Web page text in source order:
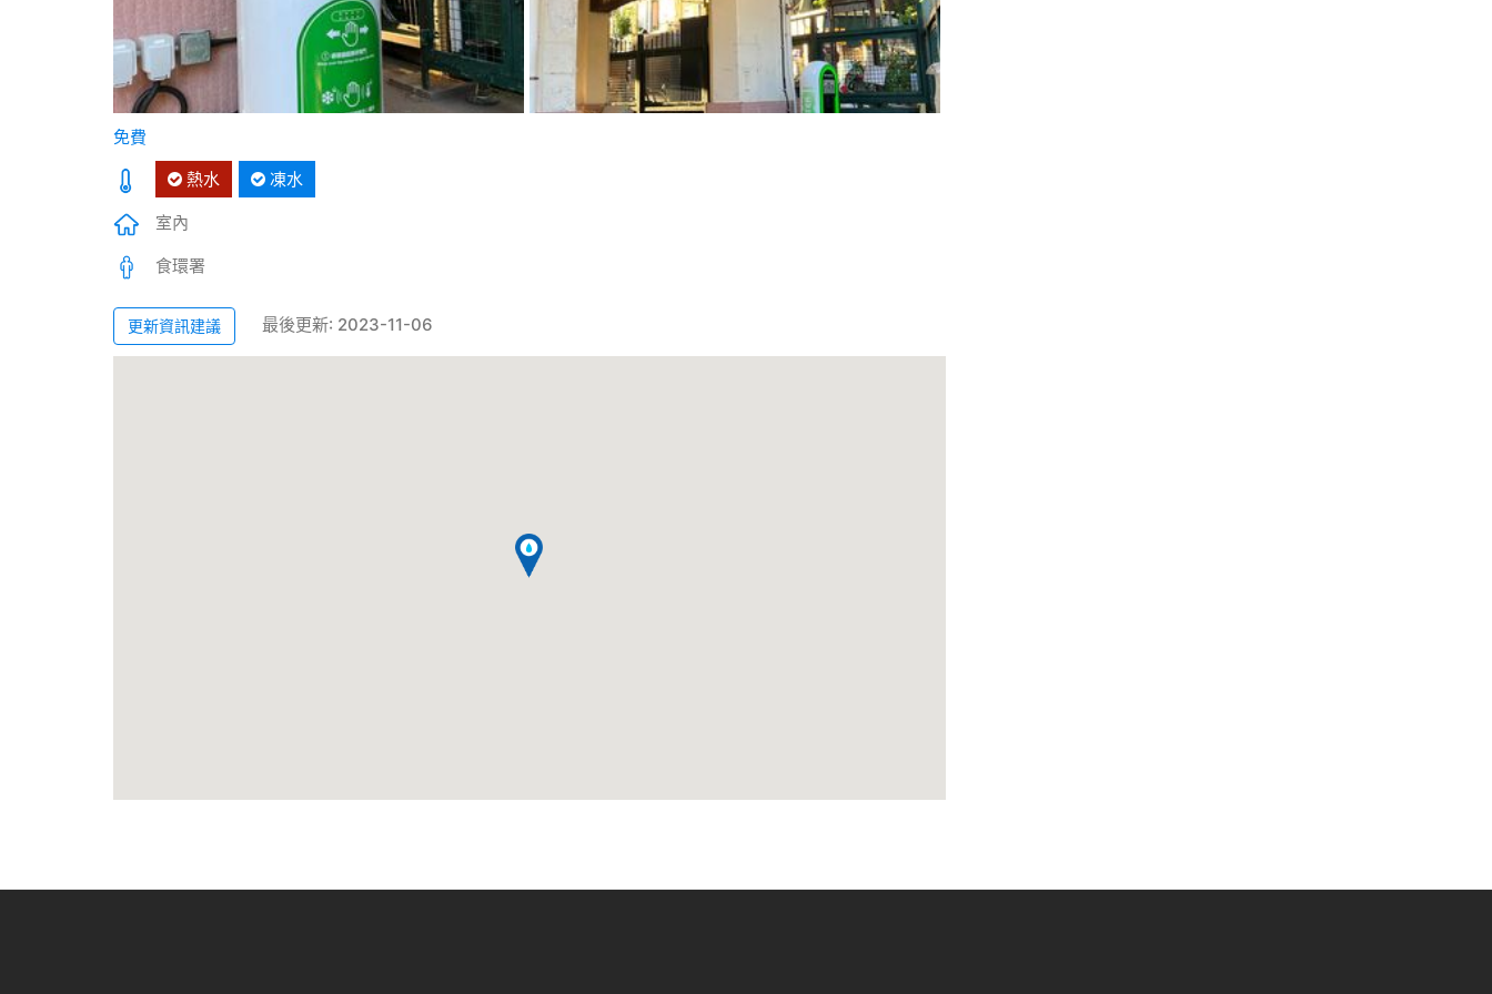
免費
熱水
凍水
室內
食環署
更新資訊建議 最後更新: 2023-11-06